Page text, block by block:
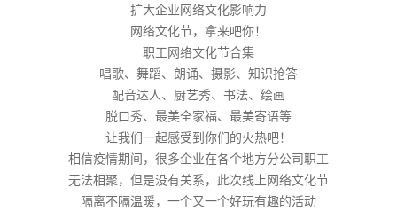
扩大企业网络文化影响力
网络文化节，拿来吧你！
职工网络文化节合集
唱歌、舞蹈、朗诵、摄影、知识抢答
配音达人、厨艺秀、书法、绘画
脱口秀、最美全家福、最美寄语等
让我们一起感受到你们的火热吧！
相信疫情期间，很多企业在各个地方分公司职工
无法相聚，但是没有关系，此次线上网络文化节
隔离不隔温暖，一个又一个好玩有趣的活动